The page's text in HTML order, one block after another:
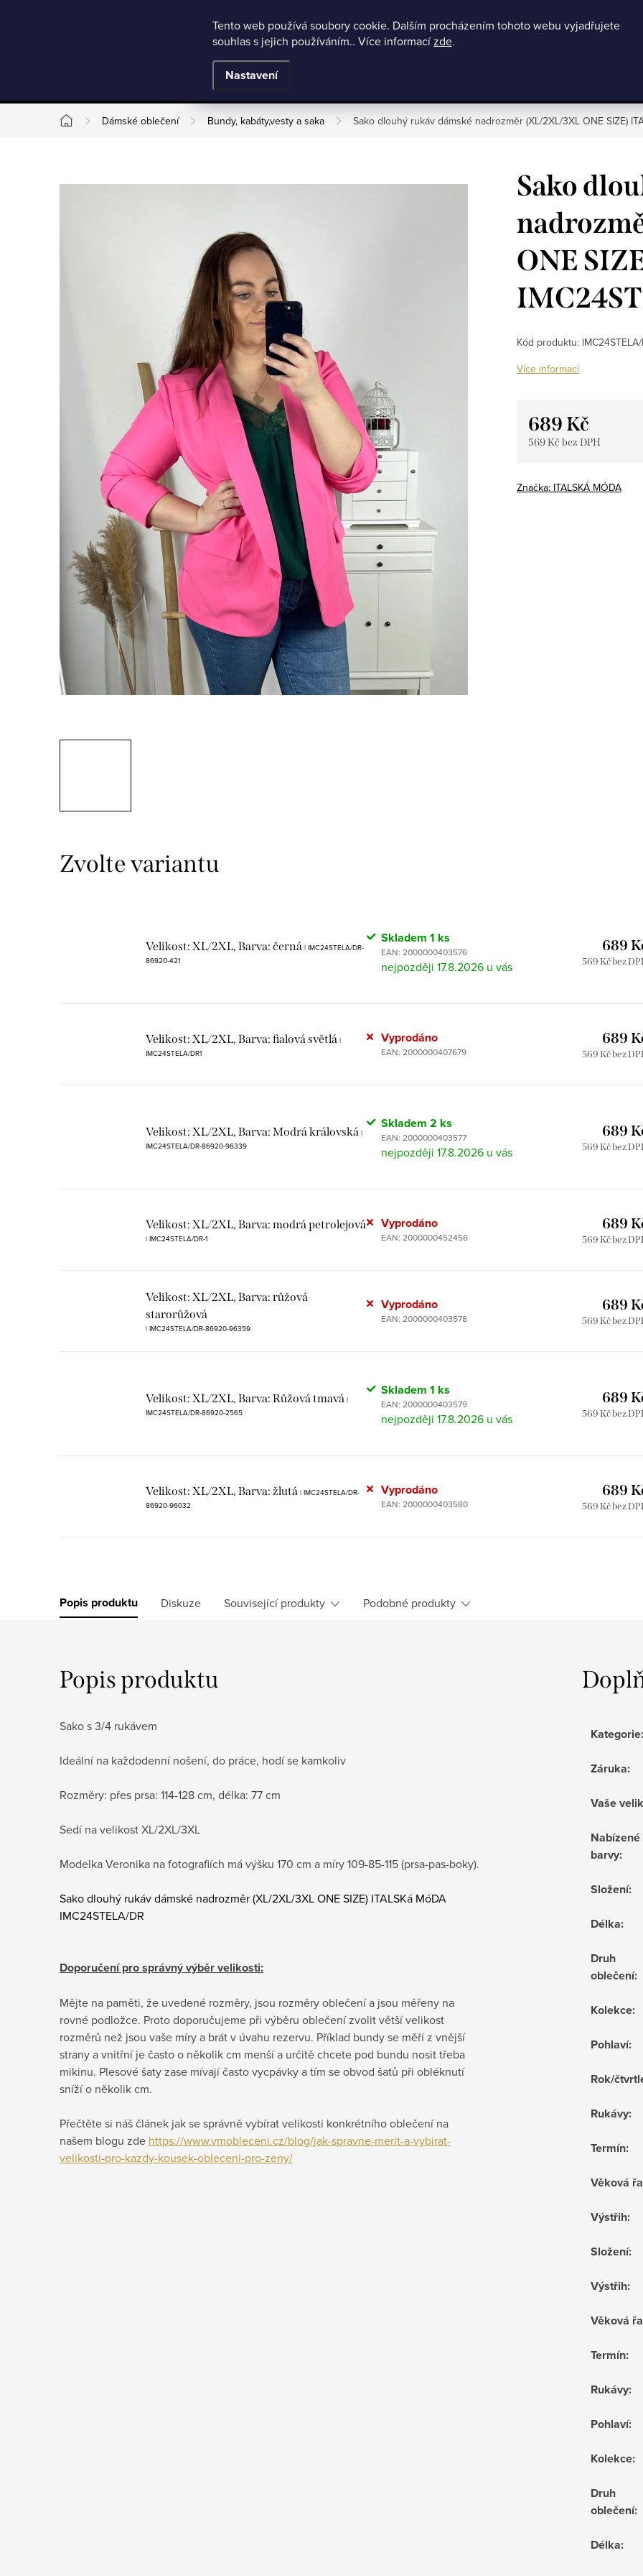
Tento web používá soubory cookie. Dalším procházením tohoto webu vyjadřujete
souhlas s jejich používáním.. Více informacízde.
Nastavení
602121508
Obchodní podmínky Podmínky ochrany osobních údajů O nás Doprava
BESTSELLERY
Domů
Dámské oblečení Bundy, kabáty,vesty a saka Sako dlouhý rukáv dámské nadrozměr (XL/2XL/3XL ONE SIZE)
Sako
ONE
Kód produktu:
Více informací
689 Kč
569 Kč bez DPH
Značka: ITALSKÁ MÓDA
Velikost: XL/2XL, Barva: černá | IMC24STELA/DR-
86920-421
Skladem1 ks
EAN: 2000000403576
17.8.2026
689
569 Kč bez
Velikost: XL/2XL, Barva: fialová světlá |
IMC24STELA/DR1
Vyprodáno
EAN: 2000000407679
689
569 Kč bez
Velikost: XL/2XL, Barva: Modrá královská |
IMC24STELA/DR-86920-96339
Skladem2 ks
EAN: 2000000403577
17.8.2026
689
569 Kč bez
Velikost: XL/2XL, Barva: modrá petrolejová
| IMC24STELA/DR-1
Vyprodáno
EAN: 2000000452456
689
569 Kč bez
Velikost: XL/2XL, Barva: růžová
starorůžová
| IMC24STELA/DR-86920-96359
Vyprodáno
EAN: 2000000403578
689
569 Kč bez
Velikost: XL/2XL, Barva: Růžová tmavá |
IMC24STELA/DR-86920-2565
Skladem1 ks
EAN: 2000000403579
17.8.2026
689
569 Kč bez
Velikost: XL/2XL, Barva: žlutá | IMC24STELA/DR-
86920-96032
Vyprodáno
EAN: 2000000403580
689
569 Kč bez
Popis produktu Diskuze Související produkty Podobné produkty
Popis produktu
Sako s 3/4 rukávem
Ideální na každodenní nošení, do práce, hodí se kamkoliv
Rozměry: přes prsa: 114-128 cm, délka: 77 cm
Sedí na velikost XL/2XL/3XL
Modelka Veronika na fotografiích má výšku 170 cm a míry 109-85-115 (prsa-pas-boky).
Sako dlouhý rukáv dámské nadrozměr (XL/2XL/3XL ONE SIZE) ITALSKá MóDA
IMC24STELA/DR
Doporučení pro správný výběr velikosti:
Mějte na paměti, že uvedené rozměry, jsou rozměry oblečení a jsou měřeny na
rovné podložce. Proto doporučujeme při výběru oblečení zvolit větší velikost
rozměrů než jsou vaše míry a brát v úvahu rezervu. Příklad bundy se měří z vnější
strany a vnitřní je často o několik cm menší a určitě chcete pod bundu nosit třeba
mikinu. Plesové šaty zase mívají často vycpávky a tím se obvod šatů při obléknutí
sníží o několik cm.
Přečtěte si náš článek jak se správně vybírat velikosti konkrétního oblečení na
našem blogu zde https://www.vmobleceni.cz/blog/jak-spravne-merit-a-vybirat-
velikosti-pro-kazdy-kousek-obleceni-pro-zeny/
Kategorie:
Záruka:
Vaše
Nabízené
barvy:
Složení:
Délka:
Druh
oblečení:
Kolekce:
Pohlaví:
Rok/
Rukávy:
Termín:
Věková
Výstřih:
Složení:
Výstřih:
Věková
Termín:
Rukávy:
Pohlaví:
Kolekce:
Druh
oblečení:
Délka: